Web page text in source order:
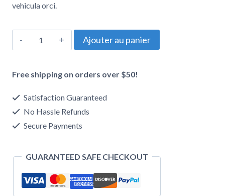
vehicula orci.
Ajouter au panier
Free shipping on orders over $50!
Satisfaction Guaranteed
No Hassle Refunds
Secure Payments
GUARANTEED SAFE CHECKOUT